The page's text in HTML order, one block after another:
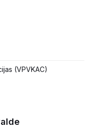
(VPVKAC)